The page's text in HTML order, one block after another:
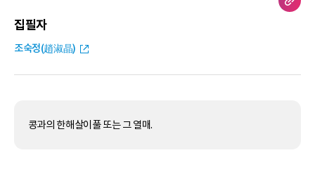
집필자
조숙정(趙淑晶)
콩과의 한해살이풀 또는 그 열매.